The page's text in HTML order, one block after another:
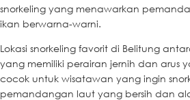
snorkeling yang menawarkan
ikan berwarna-warni.
Lokasi snorkeling favorit di Belitung
yang memiliki perairan jernih dan arus
cocok untuk wisatawan yang ingin
pemandangan laut yang bersih dan